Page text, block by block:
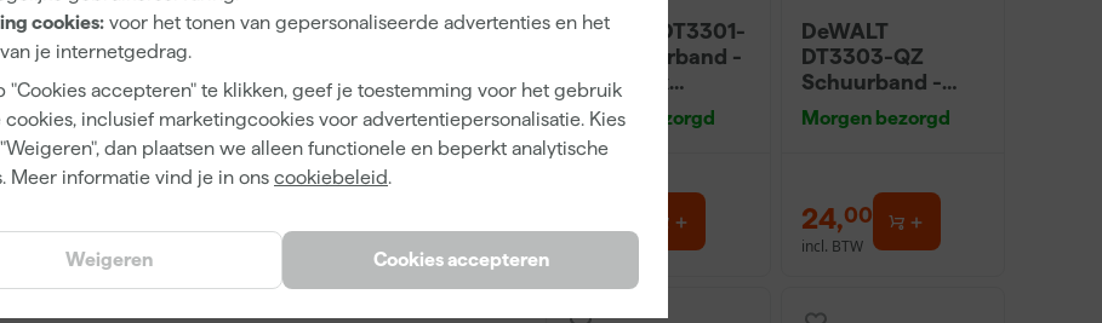
cookies: voor het tonen van gepersonaliseerde advertenties en het
je internetgedrag.
"Cookies accepteren" te klikken, geef je toestemming voor het gebruik
cookies, inclusief marketingcookies voor advertentiepersonalisatie. Kies
dan plaatsen we alleen functionele en beperkt analytische
Meer informatie vind je in ons cookiebeleid.
Cookies accepteren
Weigeren
10.8
Accu
Ja
DeWALT DT3301-
QZ Schuurband -
K40 - 75 x
533mm (10st)
Morgen bezorgd
DeWALT
DT3303-QZ
Schuurband -
K80 - 75 x
533mm (10st)
Morgen bezorgd
24,00
incl. BTW